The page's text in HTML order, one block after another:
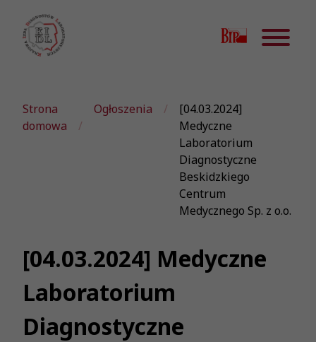
Strona
domowa
Ogłoszenia
[04.03.2024]
Medyczne
Laboratorium
Diagnostyczne
Beskidzkiego
Centrum
Medycznego Sp. z o.o.
[04.03.2024] Medyczne
Laboratorium
Diagnostyczne